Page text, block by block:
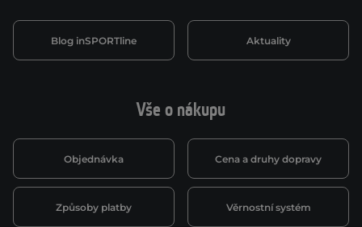
Vše o nákupu
Objednávka Cena a druhy dopravy
Způsoby platby Věrnostní systém
Blog inSPORTline Aktuality